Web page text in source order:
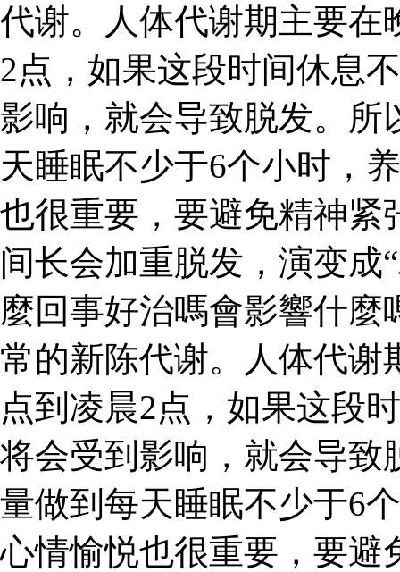
代谢。人体代谢期主要在
2点，如果这段时间休息
影响，就会导致脱发。所
天睡眠不少于6个小时，
也很重要，要避免精神紧
间长会加重脱发，演变成
麼回事好治嗎會影響什
常的新陈代谢。人体代谢
点到凌晨2点，如果这段
将会受到影响，就会导致
量做到每天睡眠不少于6
心情愉悦也很重要，要避